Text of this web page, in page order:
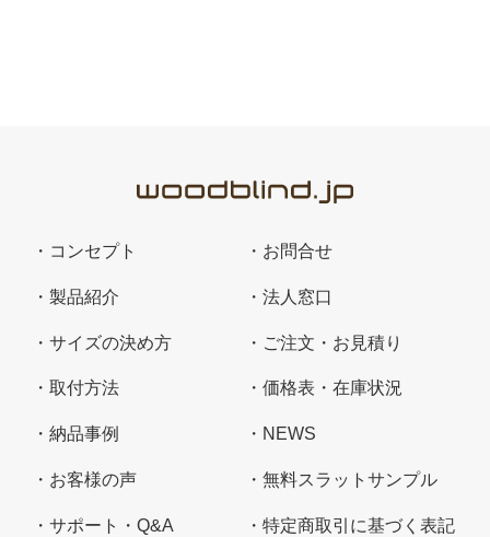
コンセプト
製品紹介
サイズの決め方
取付方法
納品事例
お客様の声
サポート・Q&A
お問合せ
法人窓口
ご注文・お見積り
価格表・在庫状況
NEWS
無料スラットサンプル
特定商取引に基づく表記